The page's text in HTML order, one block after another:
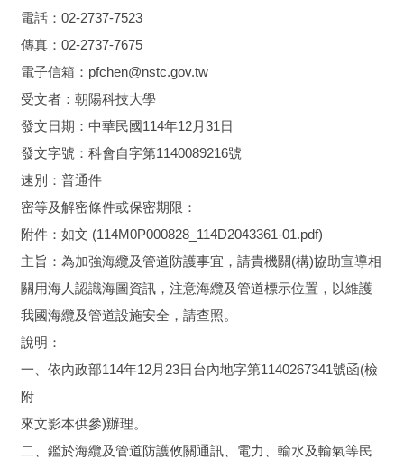
電話：02-2737-7523
傳真：02-2737-7675
電子信箱：pfchen@nstc.gov.tw
受文者：朝陽科技大學
發文日期：中華民國114年12月31日
發文字號：科會自字第1140089216號
速別：普通件
密等及解密條件或保密期限：
附件：如文 (114M0P000828_114D2043361-01.pdf)
主旨：為加強海纜及管道防護事宜，請貴機關(構)協助宣導相
關用海人認識海圖資訊，注意海纜及管道標示位置，以維護
我國海纜及管道設施安全，請查照。
說明：
一、依內政部114年12月23日台內地字第1140267341號函(檢
附
來文影本供參)辦理。
二、鑑於海纜及管道防護攸關通訊、電力、輸水及輸氣等民